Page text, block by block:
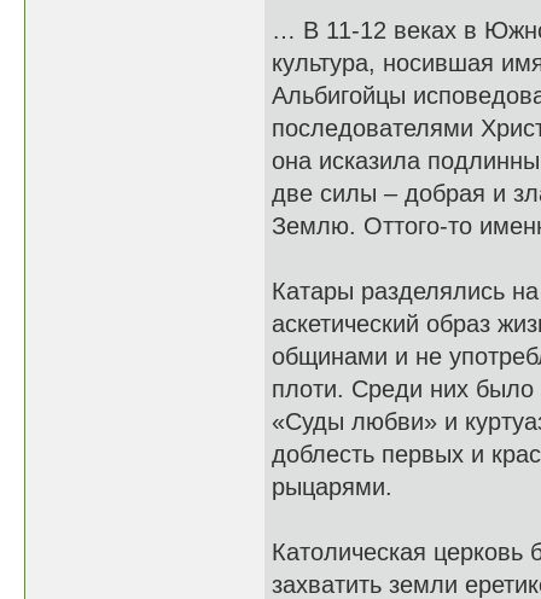
… В 11-12 веках в
культура, носившая
Альбигойцы
последователями
она исказила
две силы – добрая и
Землю. Оттого-то
Катары разделялись
аскетический образ
общинами и не
плоти. Среди них
«Суды любви» и
доблесть первых и
рыцарями.
Католическая
захватить земли